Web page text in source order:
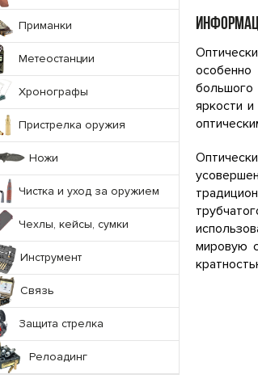
Приманки
Метеостанции
Хронографы
Пристрелка оружия
Ножи
Чистка и уход за оружием
Чехлы, кейсы, сумки
Инструмент
Связь
Защита стрелка
Релоадинг
яркости
мировую